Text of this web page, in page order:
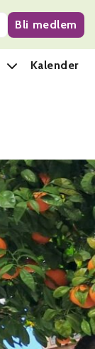
Bli medlem
Kalender